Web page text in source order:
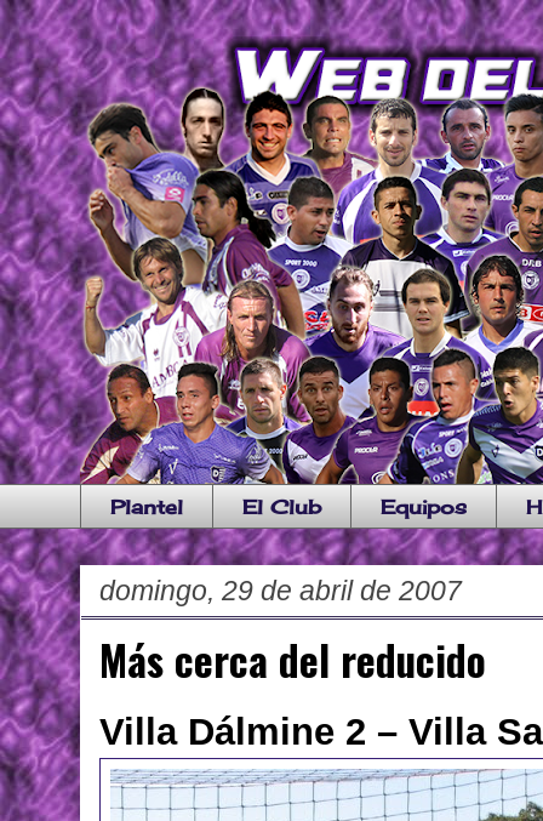
Plantel El Club Equipos
domingo, 29 de abril de 2007
Más cerca del reducido
Villa Dálmine 2 – Villa